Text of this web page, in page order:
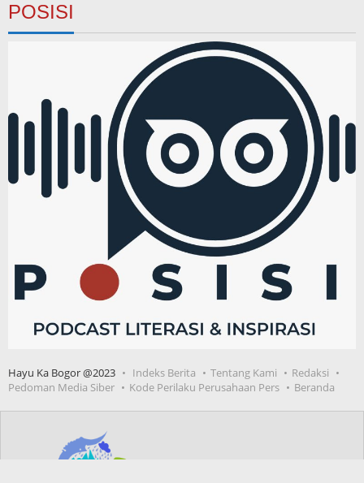
POSISI
Hayu Ka Bogor @2023 Indeks Berita Tentang Kami
Redaksi
Pedoman Media Siber
Kode Perilaku Perusahaan Pers Beranda